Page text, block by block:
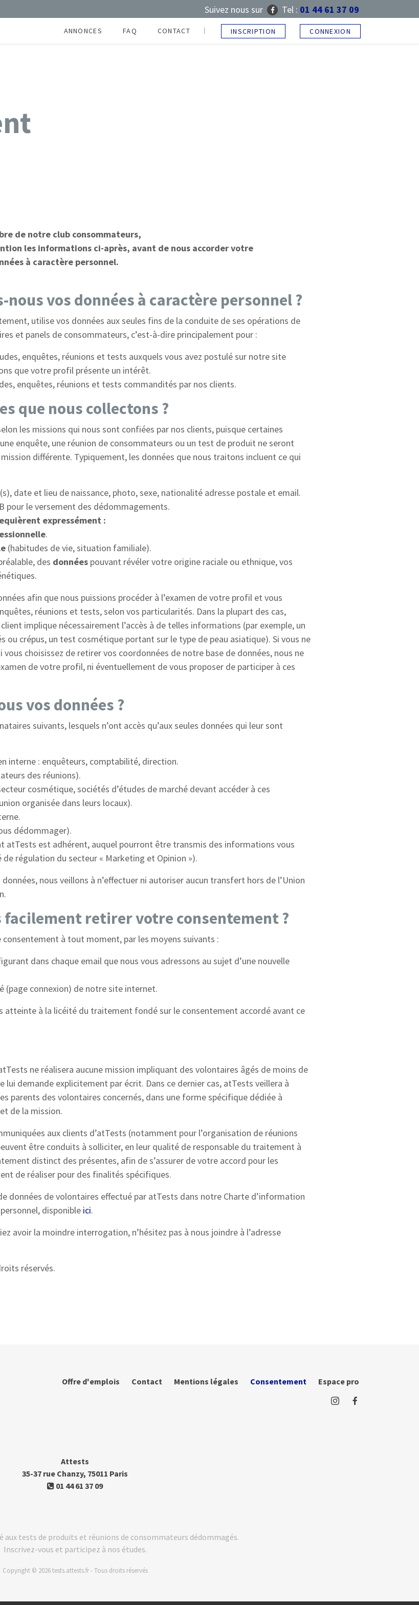
Suivez nous sur Tel : 01 44 61 37 09
INSCRIPTION CONNEXION
ANNONCES FAQ CONTACT
de notre club consommateurs,
les informations ci-après, avant de nous accorder votre
à caractère personnel.
vos données à caractère personnel ?
utilise vos données aux seules fins de la conduite de ses opérations de
et panels de consommateurs, c’est-à-dire principalement pour :
enquêtes, réunions et tests auxquels vous avez postulé sur notre site
que votre profil présente un intérêt.
enquêtes, réunions et tests commandités par nos clients.
que nous collectons ?
les missions qui nous sont confiées par nos clients, puisque certaines
enquête, une réunion de consommateurs ou un test de produit ne seront
différente. Typiquement, les données que nous traitons incluent ce qui
date et lieu de naissance, photo, sexe, nationalité adresse postale et email.
pour le versement des dédommagements.
expressément :
.
(habitudes de vie, situation familiale).
des données pouvant révéler votre origine raciale ou ethnique, vos
afin que nous puissions procéder à l’examen de votre profil et vous
réunions et tests, selon vos particularités. Dans la plupart des cas,
implique nécessairement l’accès à de telles informations (par exemple, un
ou crépus, un test cosmétique portant sur le type de peau asiatique). Si vous ne
choisissez de retirer vos coordonnées de notre base de données, nous ne
de votre profil, ni éventuellement de vous proposer de participer à ces
vos données ?
suivants, lesquels n’ont accès qu’aux seules données qui leur sont
interne : enquêteurs, comptabilité, direction.
des réunions).
cosmétique, sociétés d’études de marché devant accéder à ces
organisée dans leurs locaux).
dédommager).
atTests est adhérent, auquel pourront être transmis des informations vous
régulation du secteur « Marketing et Opinion »).
nous veillons à n’effectuer ni autoriser aucun transfert hors de l’Union
facilement retirer votre consentement ?
à tout moment, par les moyens suivants :
dans chaque email que nous vous adressons au sujet d’une nouvelle
(page connexion) de notre site internet.
atteinte à la licéité du traitement fondé sur le consentement accordé avant ce
ne réalisera aucune mission impliquant des volontaires âgés de moins de
lui demande explicitement par écrit. Dans ce dernier cas, atTests veillera à
parents des volontaires concernés, dans une forme spécifique dédiée à
de la mission.
aux clients d’atTests (notamment pour l’organisation de réunions
être conduits à solliciter, en leur qualité de responsable du traitement à
distinct des présentes, afin de s’assurer de votre accord pour les
de réaliser pour des finalités spécifiques.
données de volontaires effectué par atTests dans notre Charte d’information
disponible ici.
avoir la moindre interrogation, n’hésitez pas à nous joindre à l’adresse
réservés.
Offre d'emplois Contact Mentions légales Consentement Espace pro
Attests
35-37 rue Chanzy, 75011 Paris
01 44 61 37 09
aux tests de produits et réunions de consommateurs dédommagés.
Inscrivez-vous et participez à nos études.
Copyright © 2026 tests.attests.fr - Tous droits réservés